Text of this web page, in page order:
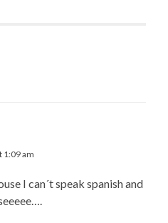
1:09 am
I can´t speak spanish and